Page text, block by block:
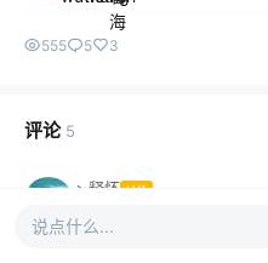
555 5 3
评论 5
丶释怀 LV1
感谢大佬的分享，赞一个！
说点什么...